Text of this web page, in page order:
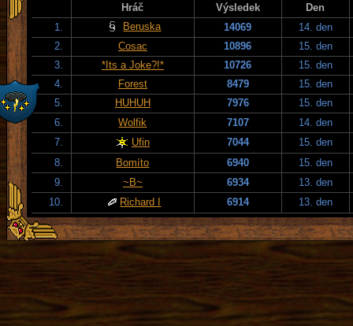
Hráč Výsledek
Den
1.
Beruska 14069
14. den
2.
Cosac 10896
15. den
3.
*Its a Joke?!* 10726
15. den
4.
Forest 8479
15. den
5.
HUHUH 7976
15. den
6.
Wolfik 7107
14. den
7.
Ufin 7044
15. den
8.
Bomíto 6940
15. den
9.
~B~ 6934
13. den
10.
Richard I 6914 13. den